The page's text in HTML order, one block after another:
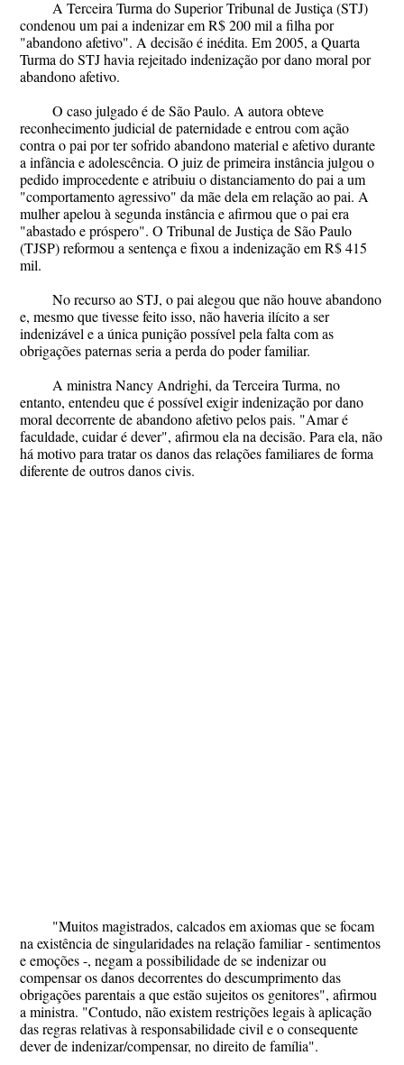
A Terceira Turma do Superior Tribunal de Justiça (STJ)
condenou um pai a indenizar em R$ 200 mil a filha por
"abandono afetivo". A decisão é inédita. Em 2005, a Quarta
Turma do STJ havia rejeitado indenização por dano moral por
abandono afetivo.
O caso julgado é de São Paulo. A autora obteve
reconhecimento judicial de paternidade e entrou com ação
contra o pai por ter sofrido abandono material e afetivo durante
a infância e adolescência. O juiz de primeira instância julgou o
pedido improcedente e atribuiu o distanciamento do pai a um
"comportamento agressivo" da mãe dela em relação ao pai. A
mulher apelou à segunda instância e afirmou que o pai era
"abastado e próspero". O Tribunal de Justiça de São Paulo
(TJSP) reformou a sentença e fixou a indenização em R$ 415
mil.
No recurso ao STJ, o pai alegou que não houve abandono
e, mesmo que tivesse feito isso, não haveria ilícito a ser
indenizável e a única punição possível pela falta com as
obrigações paternas seria a perda do poder familiar.
A ministra Nancy Andrighi, da Terceira Turma, no
entanto, entendeu que é possível exigir indenização por dano
moral decorrente de abandono afetivo pelos pais. "Amar é
faculdade, cuidar é dever", afirmou ela na decisão. Para ela, não
há motivo para tratar os danos das relações familiares de forma
diferente de outros danos civis.
"Muitos magistrados, calcados em axiomas que se focam
na existência de singularidades na relação familiar - sentimentos
e emoções -, negam a possibilidade de se indenizar ou
compensar os danos decorrentes do descumprimento das
obrigações parentais a que estão sujeitos os genitores", afirmou
a ministra. "Contudo, não existem restrições legais à aplicação
das regras relativas à responsabilidade civil e o consequente
dever de indenizar/compensar, no direito de família".